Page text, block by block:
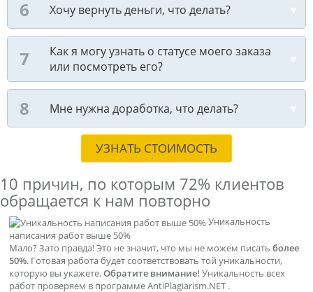
Хочу вернуть деньги, что делать?
Как я могу узнать о статусе моего заказа
или посмотреть его?
Мне нужна доработка, что делать?
УЗНАТЬ СТОИМОСТЬ
10 причин, по которым 72% клиентов
обращается к нам повторно
Уникальность
написания работ выше 50%
Мало? Зато правда! Это не значит, что мы не можем писать более
50%. Готовая работа будет соответствовать той уникальности,
которую вы укажете.Обратите внимание! Уникальность всех
работ проверяем в программе AntiPlagiarism.NET .